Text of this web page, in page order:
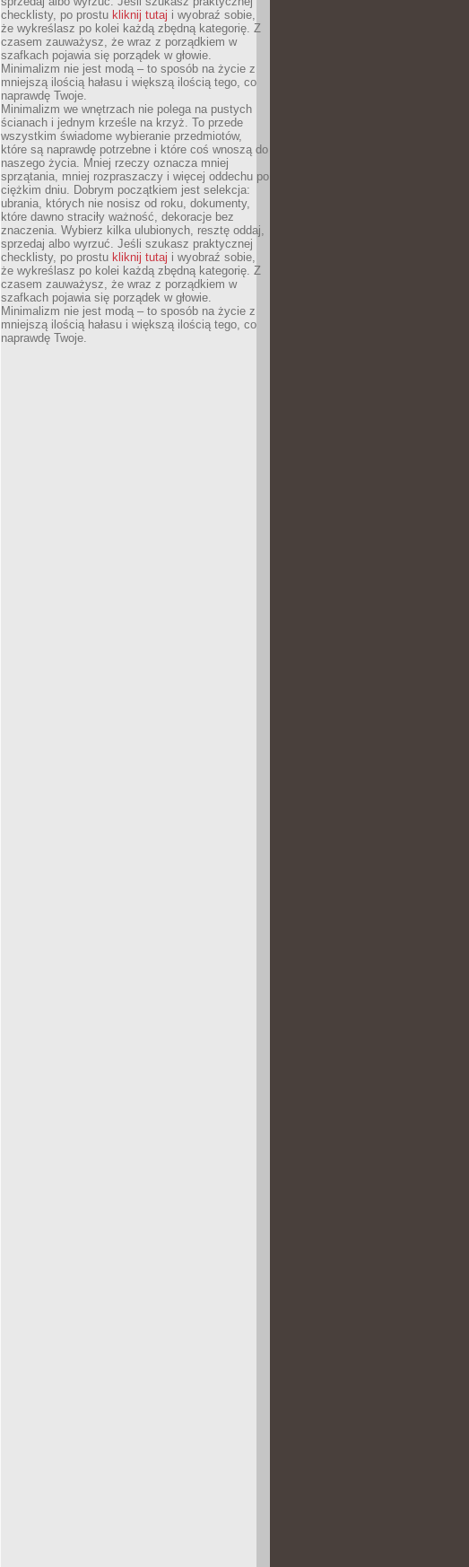
checklisty, po prostu kliknij tutaj i wyobraź sobie,
że wykreślasz po kolei każdą zbędną kategorię. Z
czasem zauważysz, że wraz z porządkiem w
szafkach pojawia się porządek w głowie.
Minimalizm nie jest modą – to sposób na życie z
mniejszą ilością hałasu i większą ilością tego, co
naprawdę Twoje.
Minimalizm we wnętrzach nie polega na pustych
ścianach i jednym krześle na krzyż. To przede
wszystkim świadome wybieranie przedmiotów,
które są naprawdę potrzebne i które coś wnoszą do
naszego życia. Mniej rzeczy oznacza mniej
sprzątania, mniej rozpraszaczy i więcej oddechu po
ciężkim dniu. Dobrym początkiem jest selekcja:
ubrania, których nie nosisz od roku, dokumenty,
które dawno straciły ważność, dekoracje bez
znaczenia. Wybierz kilka ulubionych, resztę oddaj,
sprzedaj albo wyrzuć. Jeśli szukasz praktycznej
checklisty, po prostu kliknij tutaj i wyobraź sobie,
że wykreślasz po kolei każdą zbędną kategorię. Z
czasem zauważysz, że wraz z porządkiem w
szafkach pojawia się porządek w głowie.
Minimalizm nie jest modą – to sposób na życie z
mniejszą ilością hałasu i większą ilością tego, co
naprawdę Twoje.